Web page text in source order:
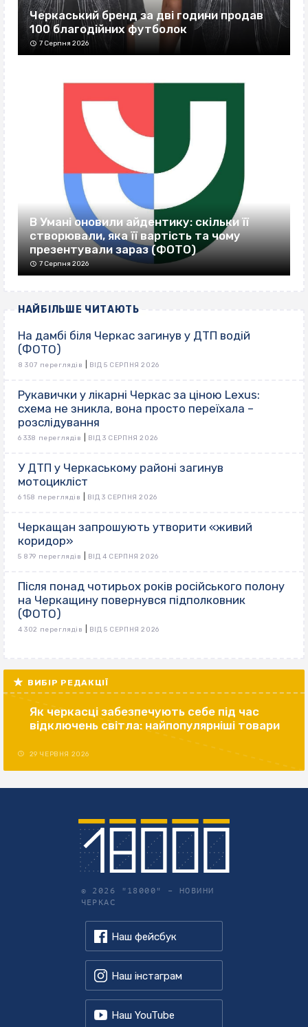
Черкаський бренд за дві години продав
100 благодійних футболок
7 Серпня 2026
В Умані оновили айдентику: скільки її
створювали, яка її вартість та чому
презентували зараз (ФОТО)
7 Серпня 2026
НАЙБІЛЬШЕ ЧИТАЮТЬ
На дамбі біля Черкас загинув у ДТП водій
(ФОТО)
8 307 переглядів ВІД 5 СЕРПНЯ 2026
Рукавички у лікарні Черкас за ціною Lexus:
схема не зникла, вона просто переїхала –
розслідування
6 338 переглядів ВІД 3 СЕРПНЯ 2026
У ДТП у Черкаському районі загинув
мотоцикліст
6 158 переглядів ВІД 3 СЕРПНЯ 2026
Черкащан запрошують утворити «живий
коридор»
5 879 переглядів ВІД 4 СЕРПНЯ 2026
Після понад чотирьох років російського полону
на Черкащину повернувся підполковник
(ФОТО)
4 302 переглядів ВІД 5 СЕРПНЯ 2026
ВИБІР РЕДАКЦІЇ
Як черкасці забезпечують себе під час
відключень світла: найпопулярніші товари
29 ЧЕРВНЯ 2026
© 2026 "18000" – НОВИНИ
ЧЕРКАС
Наш фейсбук
Наш інстаграм
Наш YouTube